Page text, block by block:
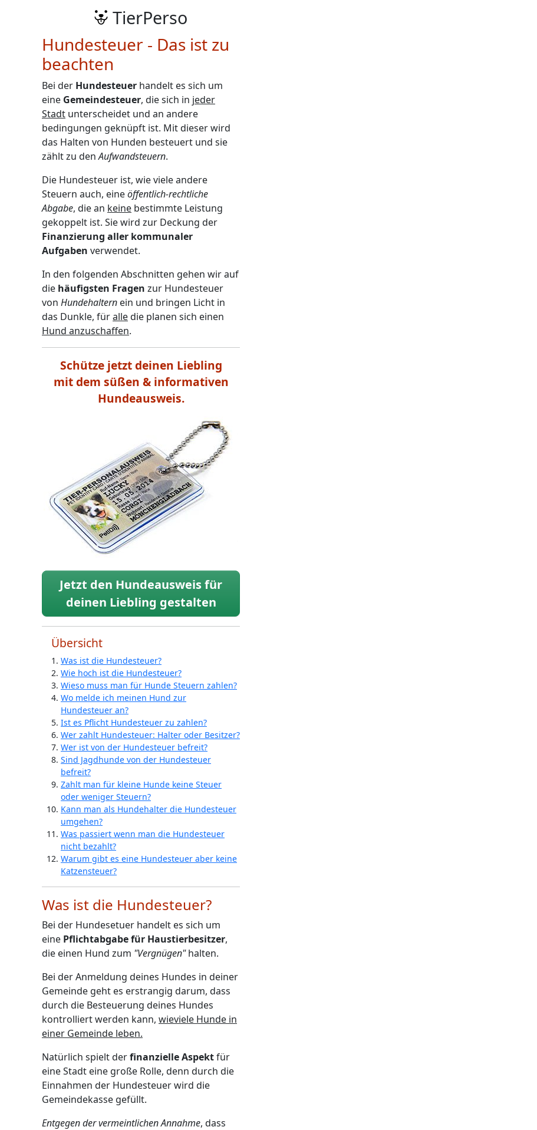
TierPerso
Hundesteuer - Das ist zu
beachten
Bei der Hundesteuer handelt es sich um
eine Gemeindesteuer, die sich in jeder
Stadt unterscheidet und an andere
bedingungen geknüpft ist. Mit dieser wird
das Halten von Hunden besteuert und sie
zählt zu denAufwandsteuern.
Die Hundesteuer ist, wie viele andere
Steuern auch, eineöffentlich-rechtliche
Abgabe, die an keine bestimmte Leistung
gekoppelt ist. Sie wird zur Deckung der
Finanzierung aller kommunaler
Aufgaben verwendet.
In den folgenden Abschnitten gehen wir auf
die häufigsten Fragen zur Hundesteuer
von Hundehaltern ein und bringen Licht in
das Dunkle, füralledie planen sich einen
Hund anzuschaffen.
Schütze jetzt deinen Liebling
mit dem süßen & informativen
Hundeausweis.
Jetzt den Hundeausweis für
deinen Liebling gestalten
Übersicht
Was ist die Hundesteuer?
Wie hoch ist die Hundesteuer?
Wieso muss man für Hunde Steuern zahlen?
Wo melde ich meinen Hund zur
Hundesteuer an?
Ist es Pflicht Hundesteuer zu zahlen?
Wer zahlt Hundesteuer: Halter oder Besitzer?
Wer ist von der Hundesteuer befreit?
Sind Jagdhunde von der Hundesteuer
befreit?
Zahlt man für kleine Hunde keine Steuer
oder weniger Steuern?
Kann man als Hundehalter die Hundesteuer
umgehen?
Was passiert wenn man die Hundesteuer
nicht bezahlt?
Warum gibt es eine Hundesteuer aber keine
Katzensteuer?
Was ist die Hundesteuer?
Bei der Hundesetuer handelt es sich um
eine Pflichtabgabe für Haustierbesitzer,
die einen Hund zum "Vergnügen"halten.
Bei der Anmeldung deines Hundes in deiner
Gemeinde geht es erstrangig darum, dass
durch die Besteuerung deines Hundes
kontrolliert werden kann, wieviele Hunde in
einer Gemeinde leben.
Natürlich spielt derfinanzielle Aspektfür
eine Stadt eine große Rolle, denn durch die
Einnahmen der Hundesteuer wird die
Gemeindekasse gefüllt.
Entgegen der vermeintlichen Annahme, dass